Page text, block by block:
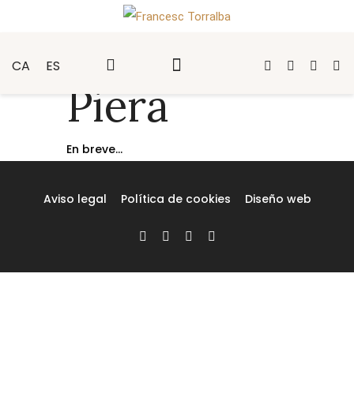
CA ES
Piera
En breve...
Aviso legal Política de cookies Diseño web